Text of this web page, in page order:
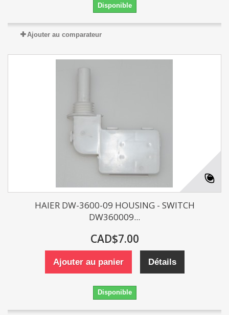
Disponible
Ajouter au comparateur
HAIER DW-3600-09 HOUSING - SWITCH
DW360009...
CAD$7.00
Ajouter au panier Détails
Disponible